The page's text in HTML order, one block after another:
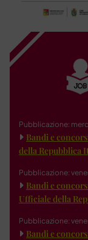
Pubblicazione:
Bandi e
della Repubblica
Pubblicazione:
Bandi e
Ufficiale della
Pubblicazione:
Bandi e